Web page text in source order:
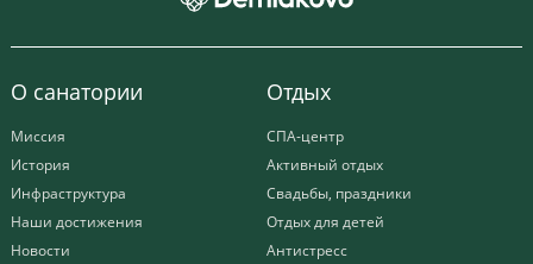
О санатории
Миссия
История
Инфраструктура
Наши достижения
Новости
Отдых
СПА-центр
Активный отдых
Свадьбы, праздники
Отдых для детей
Антистресс